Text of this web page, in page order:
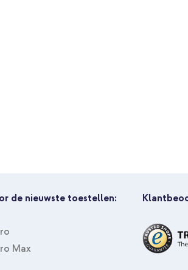
Samsung
de nieuwste toestellen:
Max